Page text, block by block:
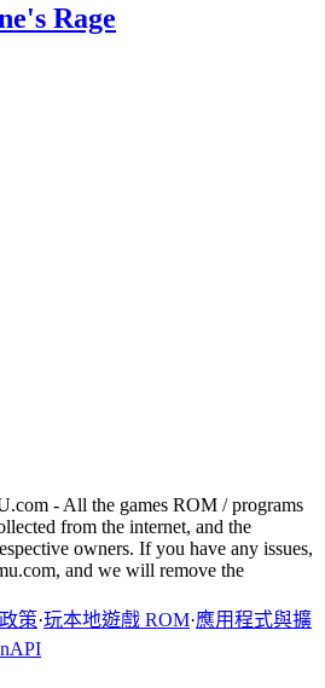
Rage
- All the games ROM / programs
from the internet, and the
owners. If you have any issues,
, and we will remove the
策·玩本地遊戲 ROM·應用程式與擴